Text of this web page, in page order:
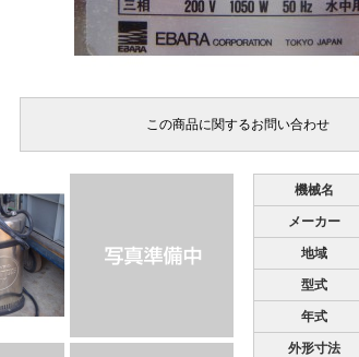
機械名
メーカー
地域
型式
年式
外形寸法